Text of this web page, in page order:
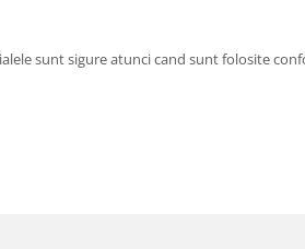
sunt sigure atunci cand sunt folosite